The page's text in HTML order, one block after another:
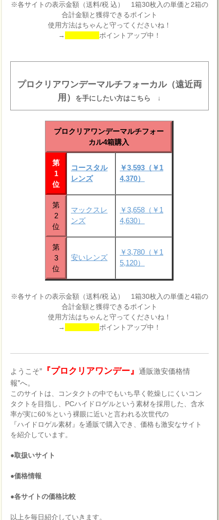
※各サイトの表示金額（送料/税 込） 1箱30枚入の単価と2箱の
合計金額と獲得できるポイント
使用方法はちゃんと守ってくださいね！
→
ポイントアップ中！
プロクリアワンデーマルチフォーカル（遠近両
用）
を手にしたい方はこちら ↓
プロクリアワンデーマルチフォー
カル4箱購入
第
1
位
コースタル
レンズ
￥3,593（￥1
4,370）
第
2
位
マックスレ
ンズ
￥3,658（￥1
4,630）
第
3
位
安いレンズ
￥3,780（￥1
5,120）
※各サイトの表示金額（送料/税 込） 1箱30枚入の単価と4箱の
合計金額と獲得できるポイント
使用方法はちゃんと守ってくださいね！
→
ポイントアップ中！
ようこそ” 『プロクリアワンデー』通販激安価格情
報”へ。
このサイトは、コンタクトの中でもいち早く乾燥しにくいコン
タクトを目指し、PCハイドロゲルという素材を採用した、含水
率が実に60％という裸眼に近いと言われる次世代の
『ハイドロゲル素材』を通販で購入でき、価格も激安なサイト
を紹介しています。
●取扱いサイト
●価格情報
●各サイトの価格比較
以上を毎日紹介していきます。